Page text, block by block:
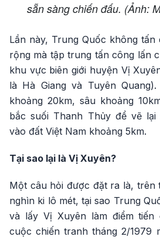
sẵn sàng chiến đấu. (Ảnh:
Lần này, Trung Quốc không
rộng mà tập trung tấn công lấn
khu vực biên giới huyện Vị
là Hà Giang và Tuyên
khoảng 20km, sâu khoảng
bắc suối Thanh Thủy để vẽ lại
vào đất Việt Nam khoảng 5km.
Tại sao lại là Vị Xuyên?
Một câu hỏi được đặt ra là, trên
nghìn ki lô mét, tại sao Trung
và lấy Vị Xuyên làm điểm tiến
cuộc chiến tranh tháng 2/1979